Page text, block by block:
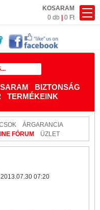
KOSARAM
0 db
0 Ft
BIZTONSÁG
TERMÉKEINK
ÁRGARANCIA
FÓRUM ÜZLET
2013.07.30 07:20